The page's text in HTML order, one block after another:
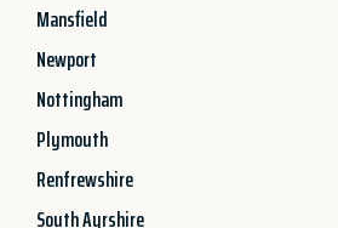
Mansfield
Newport
Nottingham
Plymouth
Renfrewshire
South Ayrshire